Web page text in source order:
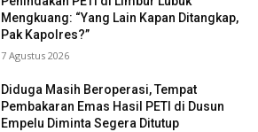
Mengkuang: “Yang Lain Kapan Ditangkap,
Pak Kapolres?”
7 Agustus 2026
Diduga Masih Beroperasi, Tempat
Pembakaran Emas Hasil PETI di Dusun
Empelu Diminta Segera Ditutup